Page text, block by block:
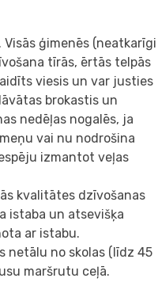
ģimenēs (neatkarīgi
tīrās, ērtās telpās
viesis un var justies
brokastis un
nedēļas nogalēs, ja
vai nu nodrošina
izmantot veļas
kvalitātes dzīvošanas
istaba un atsevišķa
ar istabu.
netālu no skolas (līdz 45
maršrutu ceļā.